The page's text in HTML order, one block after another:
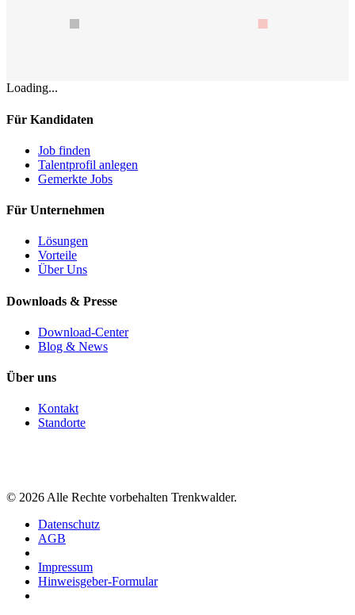
Loading...
Für Kandidaten
Job finden
Talentprofil anlegen
Gemerkte Jobs
Für Unternehmen
Lösungen
Vorteile
Über Uns
Downloads & Presse
Download-Center
Blog & News
Über uns
Kontakt
Standorte
© 2026 Alle Rechte vorbehalten Trenkwalder.
Datenschutz
AGB
Impressum
Hinweisgeber-Formular